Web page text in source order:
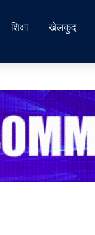
शिक्षा खेलकुद